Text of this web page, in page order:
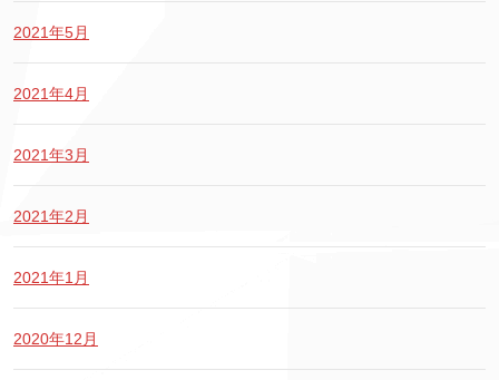
2021年5月
2021年4月
2021年3月
2021年2月
2021年1月
2020年12月